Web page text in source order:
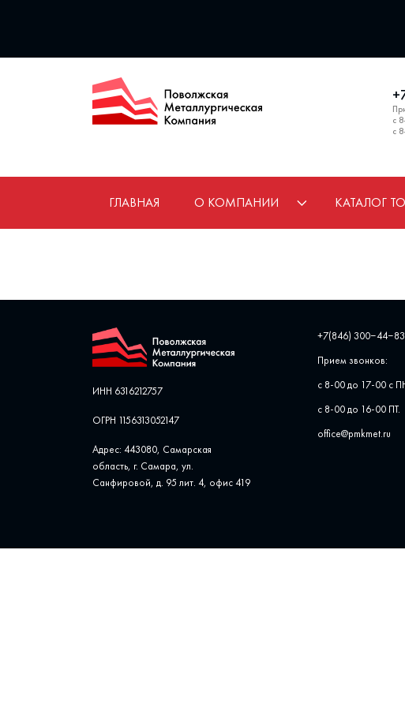
с
с
ГЛАВНАЯ О КОМПАНИИ КАТАЛОГ
ИНН 6316212757
ОГРН 1156313052147
Адрес: 443080, Самарская
область, г. Самара, ул. ​
Санфировой, д. 95 лит. 4, офис ​419
+7(846) 300‒44‒83
Прием звонков:
с 8-00 до 17-00 с
с 8-00 до 16-00 ПТ.
office@pmkmet.ru